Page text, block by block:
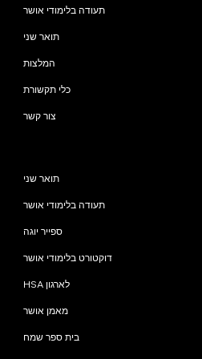
תעודה בלימודי אושר
תואר שני
המלצות
כלי תקשורת
צור קשר
תואר שני
תעודה בלימודי אושר
ספייר יוגה
דוקטורט בלימודי אושר
HSA לארגון
מאמן אושר
בית ספר שמח